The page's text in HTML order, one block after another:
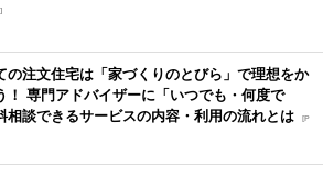
の注文住宅は「家づくりのとびら」で理想をか
！ 専門アドバイザーに「いつでも・何度で
相談できるサービスの内容・利用の流れとは [P